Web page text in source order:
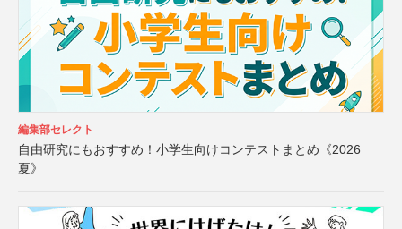
編集部セレクト
自由研究にもおすすめ！小学生向けコンテストまとめ《2026
夏》